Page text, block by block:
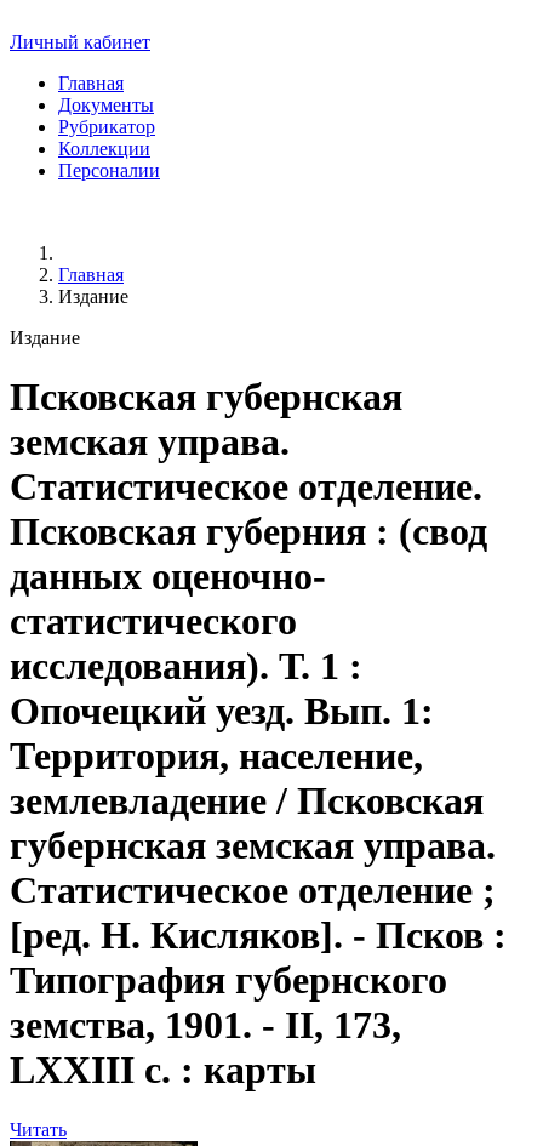
Личный кабинет
Главная
Документы
Рубрикатор
Коллекции
Персоналии
Главная
Издание
Издание
Псковская губернская
земская управа.
Статистическое отделение.
Псковская губерния : (свод
данных оценочно-
статистического
исследования). Т. 1 :
Опочецкий уезд. Вып. 1:
Территория, население,
землевладение / Псковская
губернская земская управа.
Статистическое отделение ;
[ред. Н. Кисляков]. - Псков :
Типография губернского
земства, 1901. - II, 173,
LXXIII с. : карты
Читать